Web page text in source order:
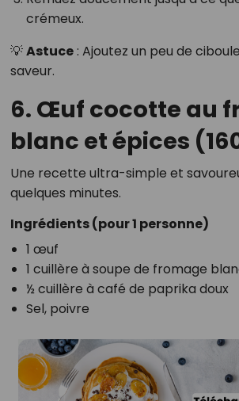
crémeux.
💡Astuce: Ajoutez un peu de
saveur.
6. Œuf cocotte au
blanc et épices
Une recette ultra-simple et
quelques minutes.
Ingrédients (pour 1 personne)
1 œuf
1 cuillère à soupe de fromage
½ cuillère à café de paprika doux
Sel, poivre